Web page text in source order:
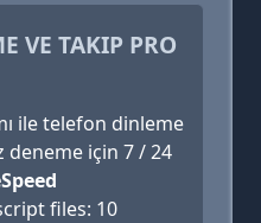
VE TAKIP PRO
ile telefon dinleme
için 7 / 24
files: 10